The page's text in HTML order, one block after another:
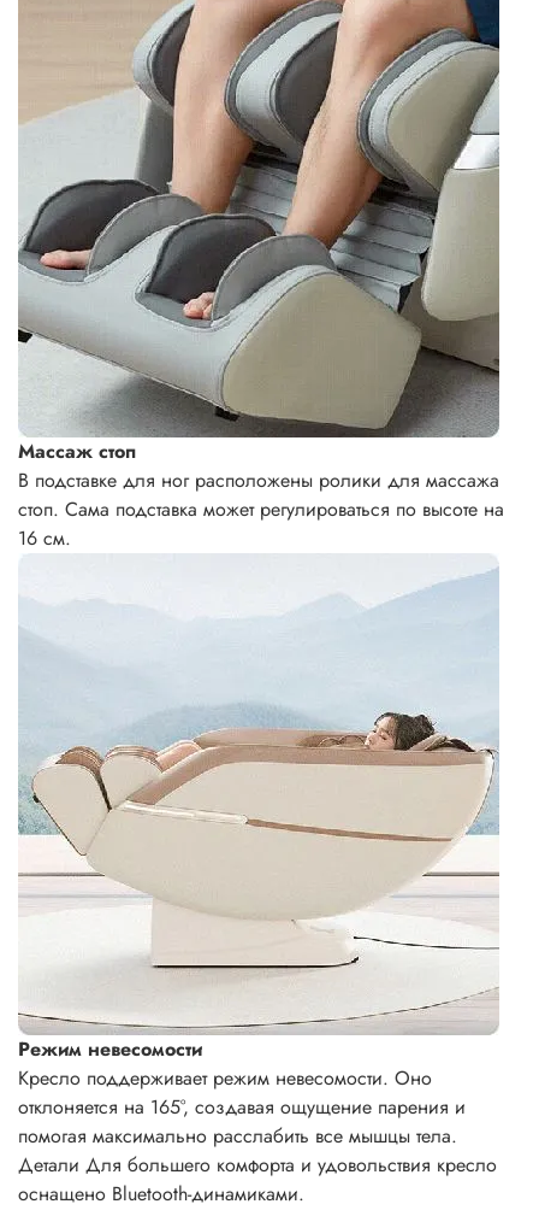
Массаж стоп
В подставке для ног расположены ролики для массажа
стоп. Сама подставка может регулироваться по высоте на
16 см.
Режим невесомости
Кресло поддерживает режим невесомости. Оно
отклоняется на 165°, создавая ощущение парения и
помогая максимально расслабить все мышцы тела.
Детали Для большего комфорта и удовольствия кресло
оснащено Bluetooth-динамиками.